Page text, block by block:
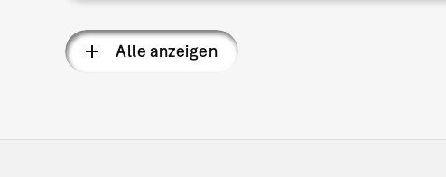
Alle anzeigen